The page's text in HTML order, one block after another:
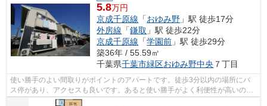
5.8万円
京成千原線 「おゆみ野 」駅 徒歩17分
外房線 「鎌取 」駅 徒歩22分
京成千原線 「学園前 」駅 徒歩29分
築36年 / 55.59㎡
千葉県千葉市緑区おゆみ野中央 ７丁目
使い勝手のよい間取りがポイントのアパートです。徒歩3分以内の場所にバ
ス停があり、アクセスも良いです。あると使い勝手がよく利便性が高いのが
敷地内ごみ置き場です。2沿線を利用で...